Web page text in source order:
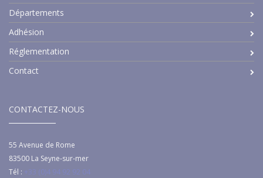
Départements
Adhésion
Réglementation
Contact
CONTACTEZ-NOUS
55 Avenue de Rome
83500 La Seyne-sur-mer
Tél : +33 (0)4 94 92 92 04